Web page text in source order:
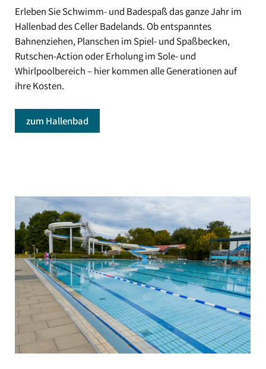
Erleben Sie Schwimm- und Badespaß das ganze Jahr im
Hallenbad des Celler Badelands. Ob entspanntes
Bahnenziehen, Planschen im Spiel- und Spaßbecken,
Rutschen-Action oder Erholung im Sole- und
Whirlpoolbereich – hier kommen alle Generationen auf
ihre Kosten.
zum Hallenbad